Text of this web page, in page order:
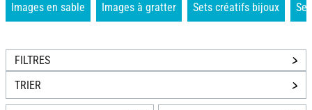
Images en sable Images à gratter Sets créatifs bijoux
FILTRES
TRIER